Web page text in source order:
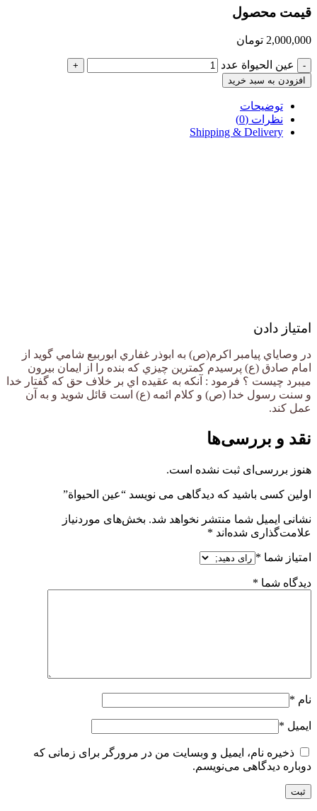
قیمت محصول
2,000,000 تومان
- عین الحیواة عدد
+
افزودن به سبد خرید
توضیحات
نظرات (0)
Shipping & Delivery
امتیاز دادن
در وصاياي پیامبر اکرم(ص) به ابوذر غفاري ابوربيع شامي گويد از
امام صادق (ع) پرسيدم كمترين چيزي كه بنده را از ايمان بيرون
ميبرد چيست ؟ فرمود : آنكه به عقيده اي بر خلاف حق كه گفتار خدا
و سنت رسول خدا (ص) و كلام ائمه (ع) است قائل شويد و به آن
عمل كند.
نقد و بررسی‌ها
هنوز بررسی‌ای ثبت نشده است.
اولین کسی باشید که دیدگاهی می نویسد “عین الحیواة”
نشانی ایمیل شما منتشر نخواهد شد. بخش‌های موردنیاز
علامت‌گذاری شده‌اند *
امتیاز شما *
دیدگاه شما *
نام *
ایمیل *
ذخیره نام، ایمیل و وبسایت من در مرورگر برای زمانی که
دوباره دیدگاهی می‌نویسم.